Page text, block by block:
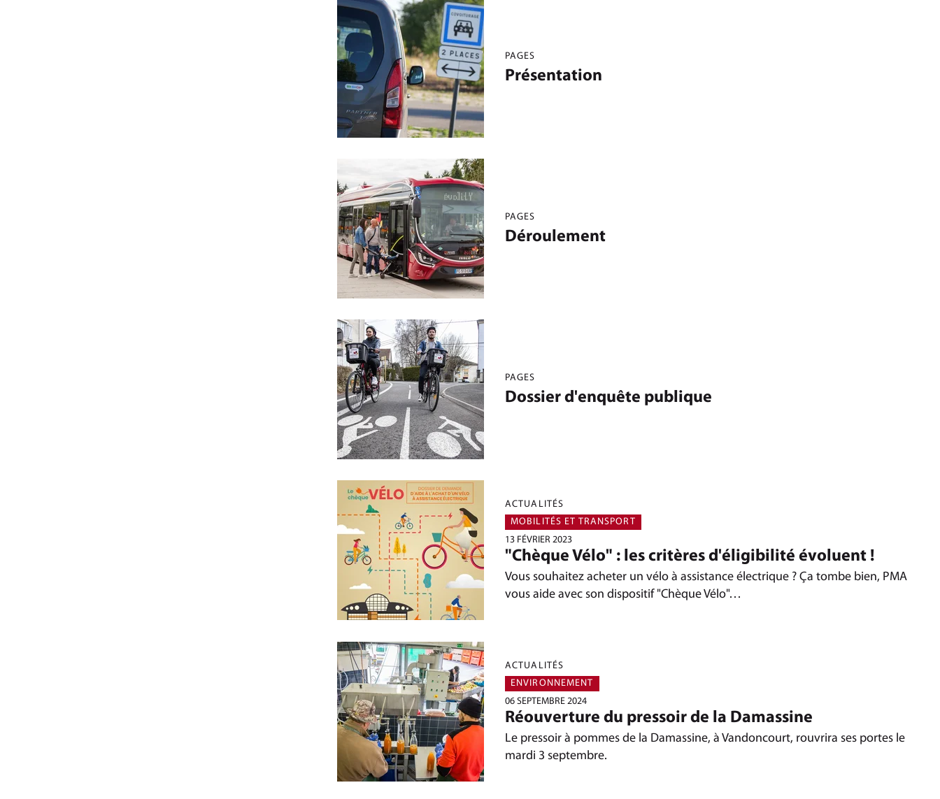
Présentation
PAGES
Déroulement
PAGES
Dossier d'enquête publique
PAGES
"Chèque Vélo" : les critères d'éligibilité évoluent !
ACTUALITÉS
13 FÉVRIER 2023
MOBILITÉS ET TRANSPORT
Vous souhaitez acheter un vélo à assistance électrique ? Ça tombe bien, PMA
vous aide avec son dispositif "Chèque Vélo"…
Réouverture du pressoir de la Damassine
ACTUALITÉS
06 SEPTEMBRE 2024
ENVIRONNEMENT
Le pressoir à pommes de la Damassine, à Vandoncourt, rouvrira ses portes le
mardi 3 septembre.